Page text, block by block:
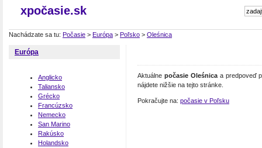
xpočasie.sk
Nachádzate sa tu: Počasie > Európa > Poľsko > Oleśnica
Európa
Anglicko
Taliansko
Grécko
Francúzsko
Nemecko
San Marino
Rakúsko
Holandsko
Aktuálne počasie Oleśnicaa predpoveď
nájdete nižšie na tejto stránke.
Pokračujte na: počasie v Poľsku